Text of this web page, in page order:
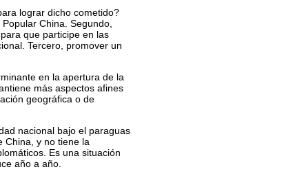
lograr dicho cometido?
China. Segundo,
que participe en las
Tercero, promover un
en la apertura de la
más aspectos afines
geográfica o de
nacional bajo el paraguas
China, y no tiene la
Es una situación
año a año.